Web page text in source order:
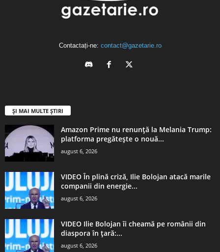
Contactați-ne: contact@gazetarie.ro
ȘI MAI MULTE ȘTIRI
Amazon Prime nu renunță la Melania Trump:
platforma pregătește o nouă...
august 6, 2026
VIDEO În plină criză, Ilie Bolojan atacă marile
companii din energie...
august 6, 2026
VIDEO Ilie Bolojan îi cheamă pe românii din
diaspora în țară:...
august 6, 2026